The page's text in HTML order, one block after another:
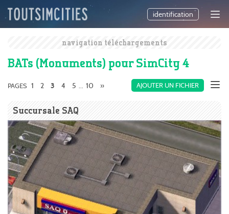
identification
navigation téléchargements
BATs (Monuments) pour SimCity 4
AJOUTER UN FICHIER
PAGES 1 2 3 4 5 ... 10 »
Succursale SAQ